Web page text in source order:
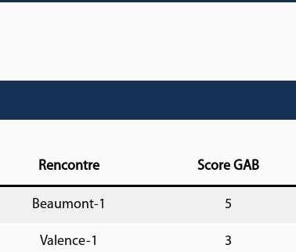
Rencontre Score GAB
Beaumont-1 5
Valence-1 3